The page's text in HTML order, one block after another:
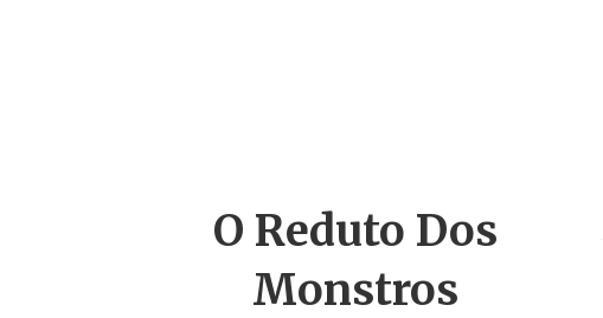
O Reduto Dos
Monstros